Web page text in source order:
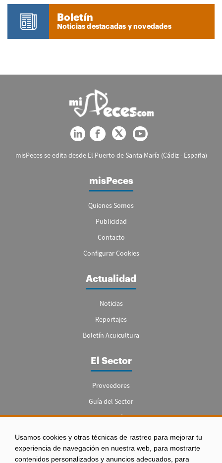
Usamos cookies y otras técnicas de rastreo para mejorar tu
experiencia de navegación en nuestra web, para mostrarte
contenidos personalizados y anuncios adecuados, para
Boletín
Noticias destacadas y novedades
misPeces se edita desde El Puerto de Santa María (Cádiz - España)
misPeces
Quienes Somos
Publicidad
Contacto
Configurar Cookies
Actualidad
Noticias
Reportajes
Boletín Acuicultura
El Sector
Proveedores
Guía del Sector
Legislación
Empleo